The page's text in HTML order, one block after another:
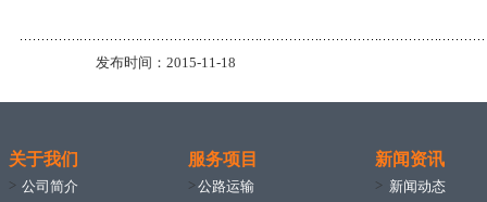
发布时间：2015-11-18
关于我们
> 公司简介
服务项目
> 公路运输
新闻资讯
> 新闻动态